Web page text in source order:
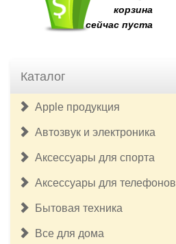
корзина
сейчас пуста
Каталог
Apple продукция
Автозвук и электроника
Аксессуары для спорта
Аксессуары для телефонов
Бытовая техника
Все для дома